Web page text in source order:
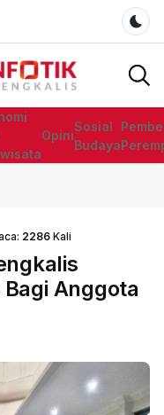
Opini
Sosial
Budaya
2286 Kali
Anggota